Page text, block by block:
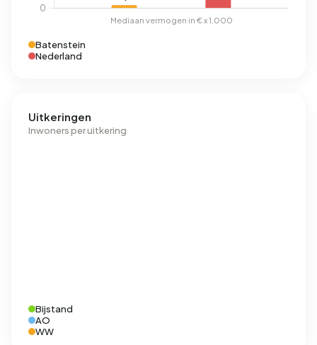
Batenstein
Nederland
Uitkeringen
Inwoners per uitkering
Bijstand
AO
WW